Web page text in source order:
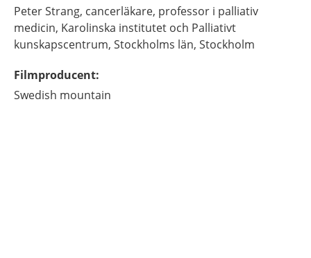
PeterStrang, cancerläkare, professor i palliativ
medicin, Karolinska institutet och Palliativt
kunskapscentrum, Stockholms län, Stockholm
Filmproducent:
Swedish mountain